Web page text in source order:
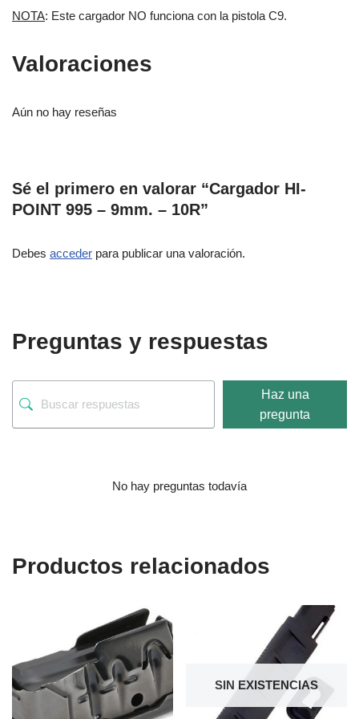
NOTA: Este cargador NO funciona con la pistola C9.
Valoraciones
Aún no hay reseñas
Sé el primero en valorar “Cargador HI-
POINT 995 – 9mm. – 10R”
Debes acceder para publicar una valoración.
Preguntas y respuestas
Haz una
pregunta
No hay preguntas todavía
Productos relacionados
SIN EXISTENCIAS